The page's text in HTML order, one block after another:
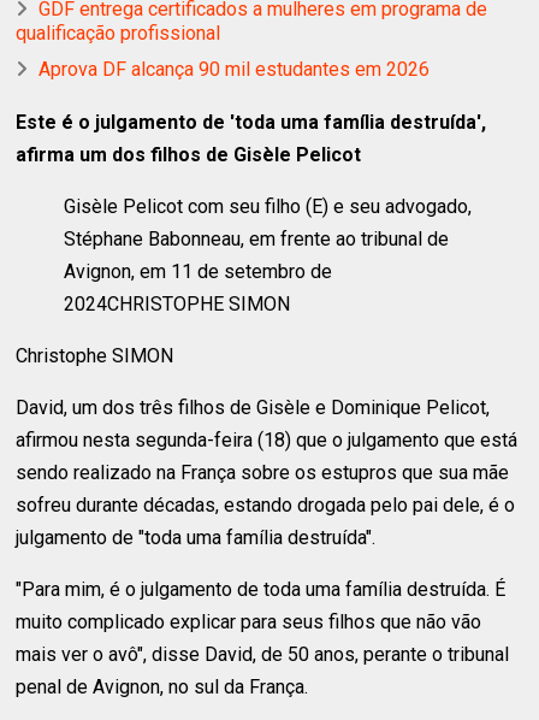
GDF entrega certificados a mulheres em programa de
qualificação profissional
Aprova DF alcança 90 mil estudantes em 2026
Este é o julgamento de 'toda uma família destruída',
afirma um dos filhos de Gisèle Pelicot
Gisèle Pelicot com seu filho (E) e seu advogado,
Stéphane Babonneau, em frente ao tribunal de
Avignon, em 11 de setembro de
2024CHRISTOPHE SIMON
Christophe SIMON
David, um dos três filhos de Gisèle e Dominique Pelicot,
afirmou nesta segunda-feira (18) que o julgamento que está
sendo realizado na França sobre os estupros que sua mãe
sofreu durante décadas, estando drogada pelo pai dele, é o
julgamento de "toda uma família destruída".
"Para mim, é o julgamento de toda uma família destruída. É
muito complicado explicar para seus filhos que não vão
mais ver o avô", disse David, de 50 anos, perante o tribunal
penal de Avignon, no sul da França.